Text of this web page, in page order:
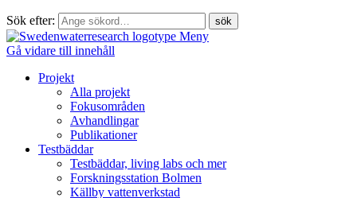
Sök efter:
Meny
Gå vidare till innehåll
Projekt
Alla projekt
Fokusområden
Avhandlingar
Publikationer
Testbäddar
Testbäddar, living labs och mer
Forskningsstation Bolmen
Källby vattenverkstad